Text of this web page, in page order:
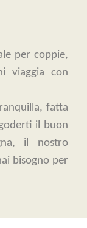
per coppie,
viaggia con
fatta
il buon
il nostro
bisogno per